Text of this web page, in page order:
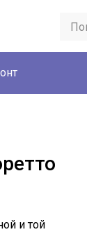
и той